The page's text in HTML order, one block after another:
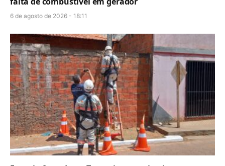
6 de agosto de 2026 - 18:11